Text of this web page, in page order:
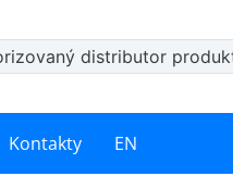
distributor
Kontakty EN